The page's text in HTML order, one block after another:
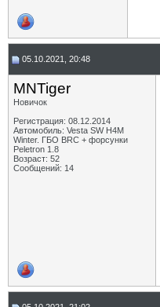
05.10.2021, 20:48
MNTiger
Новичок
Регистрация: 08.12.2014
Автомобиль: Vesta SW H4M
Winter. ГБО BRC + форсунки
Peletron 1.8
Возраст: 52
Сообщений: 14